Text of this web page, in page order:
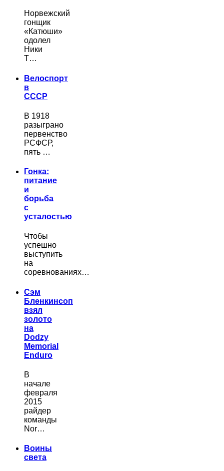
Норвежский
гонщик
«Катюши»
одолел
Ники
Т…
Велоспорт
в
СССР
В 1918
разыграно
первенство
РСФСР,
пять …
Гонка:
питание
и
борьба
с
усталостью
Чтобы
успешно
выступить
на
соревнованиях…
Сэм
Бленкинсоп
взял
золото
на
Dodzy
Memorial
Enduro
В
начале
февраля
2015
райдер
команды
Nor…
Воины
света